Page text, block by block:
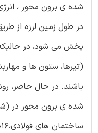
شده ی برون محور ،
در طول زمین لرزه از
پخش می شود، در
(تیرها، ستون ها و
باشند. در حال حاضر،